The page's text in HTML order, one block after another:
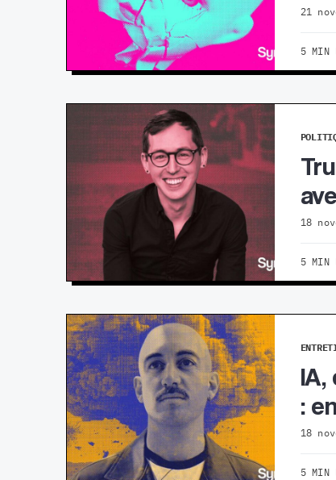
21
5 MIN
18
5 MIN
:
18
5 MIN